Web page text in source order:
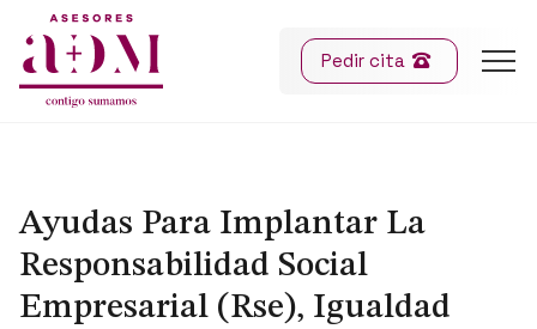
Pedir cita
Ayudas Para Implantar La
Responsabilidad Social
Empresarial (Rse), Igualdad